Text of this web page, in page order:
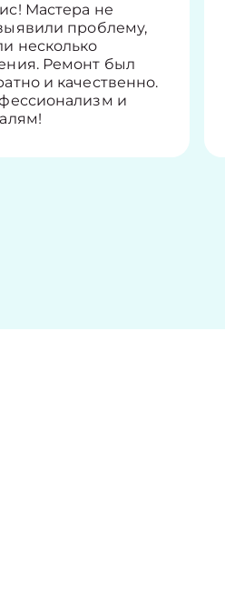
Мастера не
проблему,
несколько
Ремонт был
и качественно.
и